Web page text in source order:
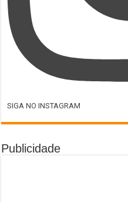
SIGA NO INSTAGRAM
Publicidade